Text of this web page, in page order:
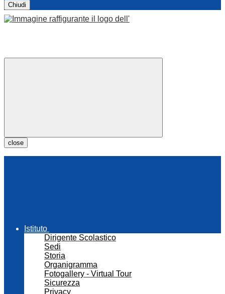
Chiudi
close
Istituto
Dirigente Scolastico
Sedi
Storia
Organigramma
Fotogallery - Virtual Tour
Sicurezza
Privacy